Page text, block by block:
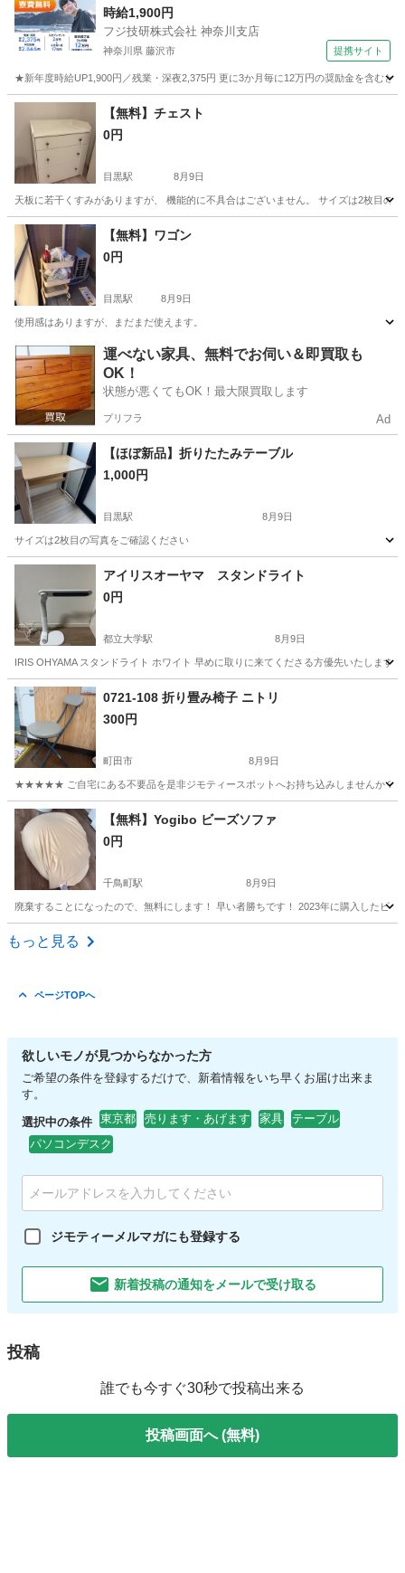
時給1,900円
フジ技研株式会社 神奈川支店
神奈川県 藤沢市 提携サイト
★新年度時給UP1,900円／残業・深夜2,375円 更に3か月毎に12万円の奨励金を含む
神奈川 藤沢市 その他
【無料】チェスト
0円
目黒駅 8月9日
天板に若干くすみがありますが、 機能的に不具合はございません。 サイズは2枚目の
東京 目黒区 目黒駅 収納家具
【無料】ワゴン
0円
目黒駅 8月9日
使用感はありますが、まだまだ使えます。
東京 目黒区 目黒駅 収納家具 ワゴン
運べない家具、無料でお伺い＆即買取も
OK！
状態が悪くてもOK！最大限買取します
プリフラ Ad
【ほぼ新品】折りたたみテーブル
1,000円
目黒駅 8月9日
サイズは2枚目の写真をご確認ください
東京 目黒区 目黒駅 家具 折りたたみ
アイリスオーヤマ スタンドライト
0円
都立大学駅 8月9日
IRIS OHYAMA スタンドライト ホワイト 早めに取りに来てくださる方優先いたします
東京 目黒区 照明器具
0721-108 折り畳み椅子 ニトリ
300円
町田市 8月9日
★★★★★ ご自宅にある不要品を是非ジモティースポットへお持ち込みしませんか？
東京 町田市 椅子
【無料】Yogibo ビーズソファ
0円
千鳥町駅 8月9日
廃棄することになったので、無料にします！ 早い者勝ちです！ 2023年に購入したビ
東京 大田区
もっと見る
ページTOPへ
欲しいモノが見つからなかった方
ご希望の条件を登録するだけで、新着情報をいち早くお届け出来ま
す。
選択中の条件 東京都 売ります・あげます 家具
テーブル
パソコンデスク
ジモティーメルマガにも登録する
新着投稿の通知をメールで受け取る
投稿
誰でも今すぐ30秒で投稿出来る
投稿画面へ (無料)